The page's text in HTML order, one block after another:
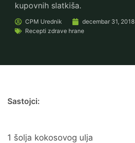
kupovnih slatkiša.
CPM Urednik
decembar 31, 2018
Recepti zdrave hrane
Sastojci:
1 šolja kokosovog ulja